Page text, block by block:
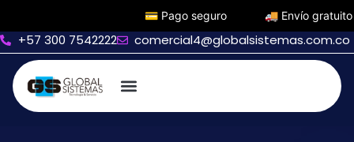
💳 Pago seguro 🚚 Envío gratuito 🏷️
+57 300 7542222 comercial4@globalsistemas.com.co